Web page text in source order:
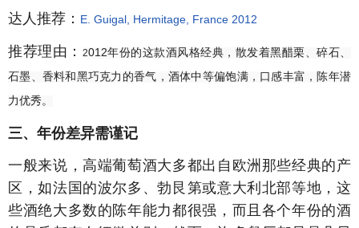
达人推荐： E. Guigal, Hermitage, France 2012
推荐理由： 2012年份的这款酒风格经典，散发着黑醋栗、碎石、
石墨、香料和黑巧克力的香气，酒体中等偏饱满，口感丰富，陈年潜
力优秀。
三、年份差异需谨记
一般来说，高端葡萄酒大多都出自欧洲那些经典的产
区，如法国的波尔多、勃艮第或意大利北部等地，这
些酒绝大多数的陈年能力都很强，而且各个年份的酒